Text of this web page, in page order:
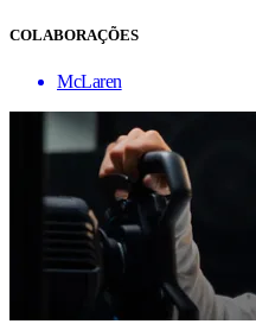
COLABORAÇÕES
McLaren